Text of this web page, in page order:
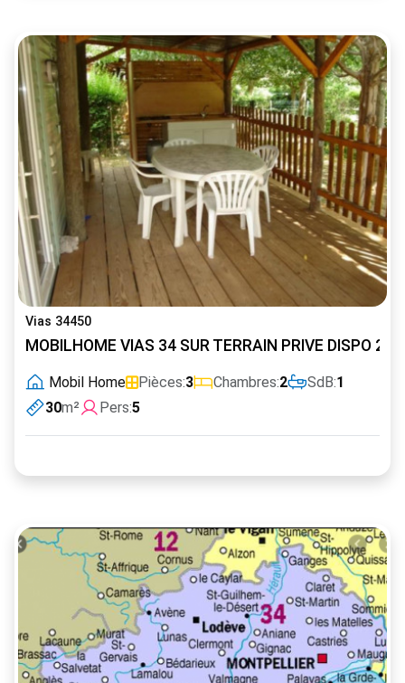
Vias 34450
MOBILHOME VIAS 34 SUR TERRAIN PRIVE DISPO 20
Mobil Home Pièces:3 Chambres:2 SdB:1
30m² Pers:5